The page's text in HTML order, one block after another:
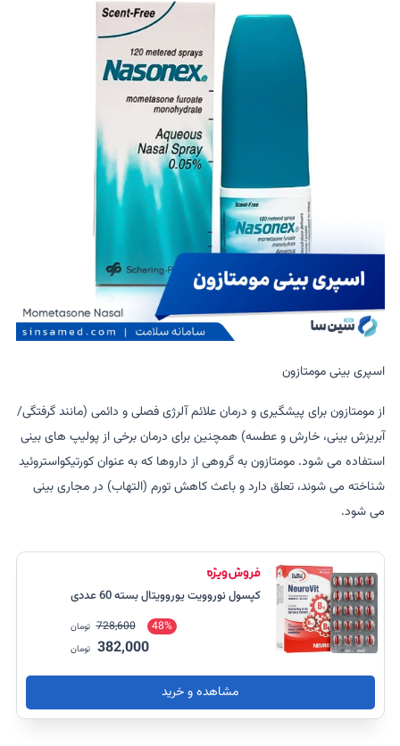
اسپری بینی مومتازون
از مومتازون برای پیشگیری و درمان علائم آلرژی فصلی و دائمی (مانند گرفتگی/
آبریزش بینی، خارش و عطسه) همچنین برای درمان برخی از پولیپ های بینی
استفاده می شود. مومتازون به گروهی از داروها که به عنوان کورتیکواستروئید
شناخته می شوند، تعلق دارد و باعث کاهش تورم (التهاب) در مجاری بینی
می شود.
کپسول نوروویت یوروویتال بسته 60 عددی
48%
728,600 تومان
382,000 تومان
مشاهده و خرید